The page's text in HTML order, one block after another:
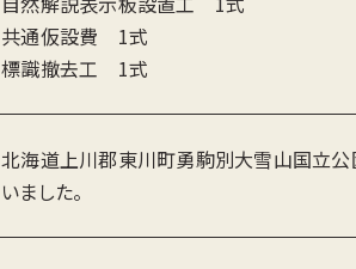
共通仮設費 1式
標識撤去工 1式
北海道上川郡東川町勇駒別大雪山国立公
いました。